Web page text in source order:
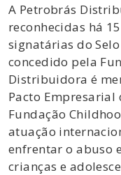
A Petrobrás
reconhecidas há
signatárias do
concedido pela
Distribuidora é
Pacto Empresarial
Fundação
atuação
enfrentar o abuso
crianças e